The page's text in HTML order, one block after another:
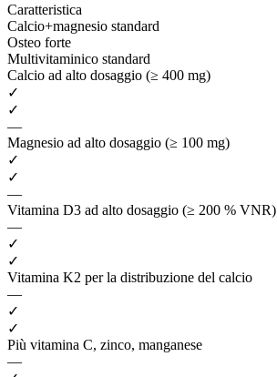
Caratteristica
Calcio+magnesio standard
Osteo forte
Multivitaminico standard
Calcio ad alto dosaggio (≥ 400 mg)
✓
✓
—
Magnesio ad alto dosaggio (≥ 100 mg)
✓
✓
—
Vitamina D3 ad alto dosaggio (≥ 200 % VNR)
—
✓
✓
Vitamina K2 per la distribuzione del calcio
—
✓
✓
Più vitamina C, zinco, manganese
—